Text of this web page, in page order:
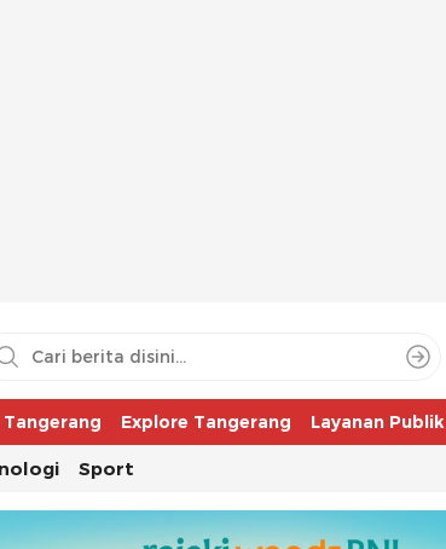
Explore Tangerang Layanan Publik
Sport